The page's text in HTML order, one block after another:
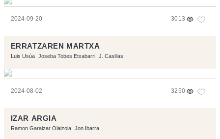
2024-09-20 3013
ERRATZAREN MARTXA
Luis Usúa Joseba Tobes Etxabarri J. Casillas
2024-08-02 3250
IZAR ARGIA
Ramon Garaizar Olaizola Jon Ibarra